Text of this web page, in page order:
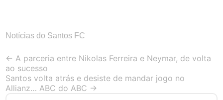
Notícias do Santos FC
Post
navigation
← A parceria entre Nikolas Ferreira e Neymar, de volta
ao sucesso
Santos volta atrás e desiste de mandar jogo no
Allianz… ABC do ABC →